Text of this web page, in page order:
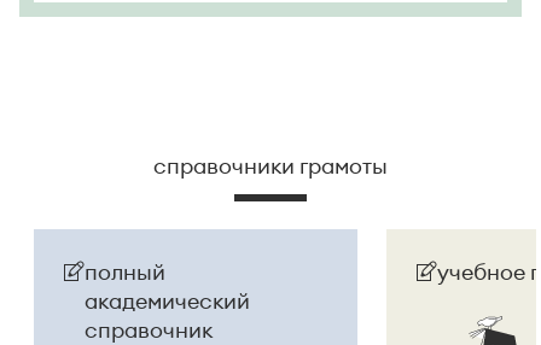
справочники грамоты
полный
академический
справочник
учебное